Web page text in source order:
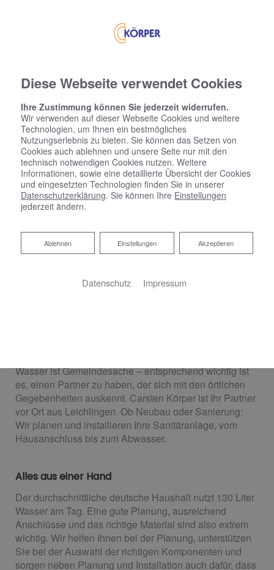
Wasser ist Gemeindesache – entsprechend wichtig ist
es, einen Partner zu haben, der sich mit den örtlichen
Gegebenheiten auskennt. Carsten Körper ist Ihr Partner
vor Ort aus Leichlingen. Ob Neubau oder Sanierung:
Wir planen und installieren Ihre Sanitäranlage, vom
Hausanschluss bis zum Abwasser.
Alles aus einer Hand
Der durchschnittliche deutsche Haushalt nutzt 130 Liter
Wasser am Tag. Eine gute Planung, ausreichend
Anschlüsse und das richtige Material sind also extrem
wichtig. Wir helfen Ihnen bei der Planung, unterstützen
Sie bei der Auswahl der richtigen Komponenten und
sorgen neben Planung und Installation auch dafür, dass
Diese Webseite verwendet Cookies
Ihre Zustimmung können Sie jederzeit widerrufen.
Wir verwenden auf dieser Webseite Cookies und weitere
Technologien, um Ihnen ein bestmögliches
Nutzungserlebnis zu bieten. Sie können das Setzen von
Cookies auch ablehnen und unsere Seite nur mit den
technisch notwendigen Cookies nutzen. Weitere
Informationen, sowie eine detaillierte Übersicht der Cookies
und eingesetzten Technologien finden Sie in unserer
Datenschutzerklärung. Sie können Ihre Einstellungen
jederzeit ändern.
Akzeptieren
Einstellungen
Ablehnen
Ablehnen
Datenschutz Impressum